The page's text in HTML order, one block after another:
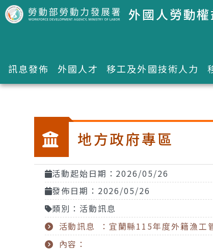
跳到主要內容區塊 外國人勞動權
訊息發佈 外國人才 移工及外國技術人力
地方政府專區
活動起始日期：2026/05/26
發佈日期：2026/05/26
類別：活動訊息
活動訊息 ：宜蘭縣115年度外籍漁工
內容：